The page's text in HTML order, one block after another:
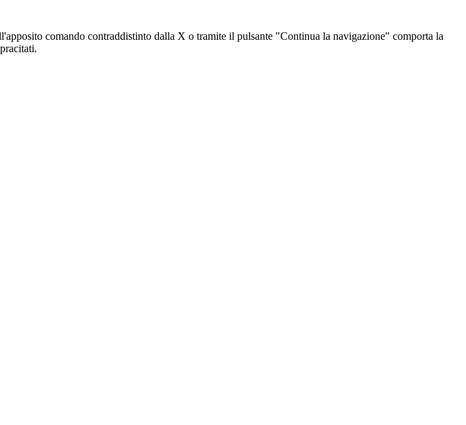
comando contraddistinto dalla X o tramite il pulsante "Continua la navigazione" comporta la